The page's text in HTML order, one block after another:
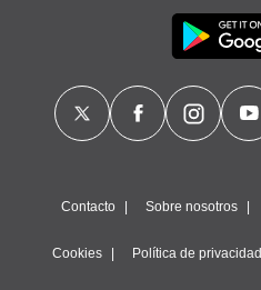
Contacto Sobre nosotros
Cookies Política de privacidad